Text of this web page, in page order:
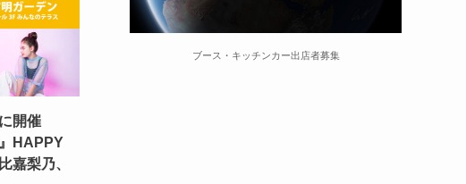
開催
HAPPY
嘉梨乃、
ブース・キッチンカー出店者募集